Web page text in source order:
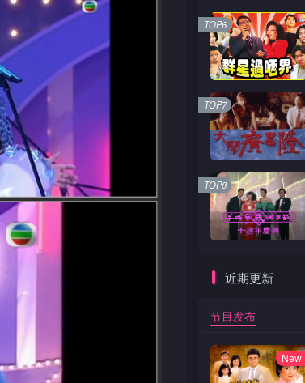
TOP6
TOP7
TOP8
近期更新
节目发布
New